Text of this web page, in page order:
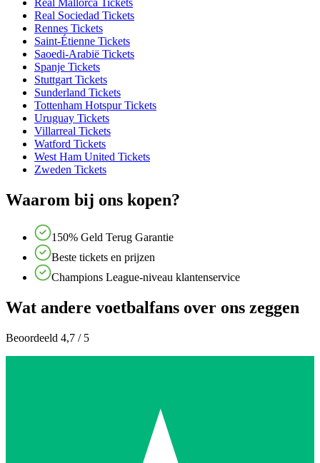
Real Mallorca Tickets
Real Sociedad Tickets
Rennes Tickets
Saint-Étienne Tickets
Saoedi-Arabië Tickets
Spanje Tickets
Stuttgart Tickets
Sunderland Tickets
Tottenham Hotspur Tickets
Uruguay Tickets
Villarreal Tickets
Watford Tickets
West Ham United Tickets
Zweden Tickets
Waarom bij ons kopen?
150% Geld Terug Garantie
Beste tickets en prijzen
Champions League-niveau klantenservice
Wat andere voetbalfans over ons zeggen
Beoordeeld 4,7 / 5